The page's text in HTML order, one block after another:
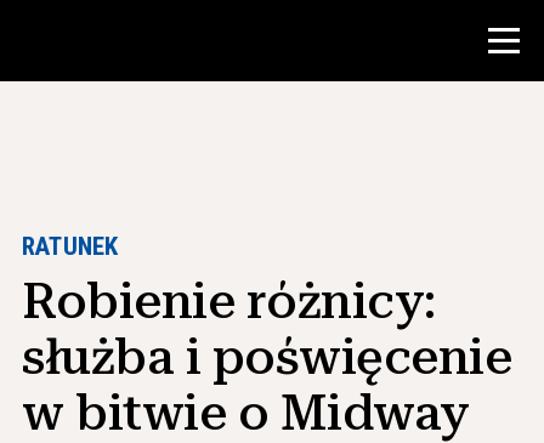
Zasoby dla nauczycieli
Narzędzia w klasie
Kursy
Instytuty
Nauczanie umiejętności badawczych
RATUNEK
Robienie różnicy:
służba i poświęcenie
w bitwie o Midway